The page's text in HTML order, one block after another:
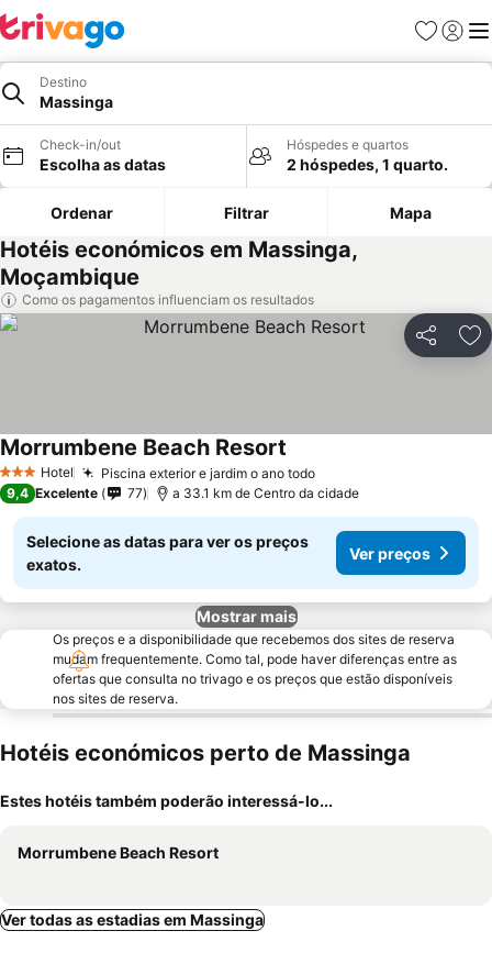
Favoritos
Iniciar
Destino
Massinga
Check-in/out
Escolha as datas
Hóspedes e quartos
2 hóspedes, 1 quarto.
Ordenar Filtrar Mapa
Hotéis económicos em Massinga,
Moçambique
Como os pagamentos influenciam os resultados
Partilhar
3 EstrelasHotel Piscina exterior e jardim o ano todo
Morrumbene Beach Resort
9,4 Excelente 77 a 33.1 km de Centro da cidade
Selecione as datas para ver os preços
exatos.
Ver preços
Mostrar mais
Os preços e a disponibilidade que recebemos dos sites de reserva
mudam frequentemente. Como tal, pode haver diferenças entre as
ofertas que consulta no trivago e os preços que estão disponíveis
nos sites de reserva.
Hotéis económicos perto de Massinga
Estes hotéis também poderão interessá-lo...
Morrumbene Beach Resort
Ver todas as estadias em Massinga